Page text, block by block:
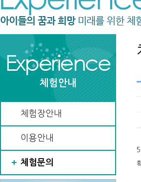
체험안내
체험장안내
이용안내
체험문의